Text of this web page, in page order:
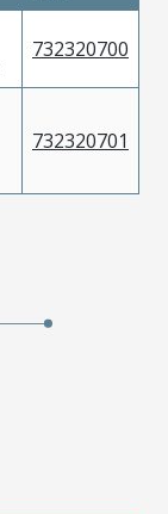
732320700
732320701